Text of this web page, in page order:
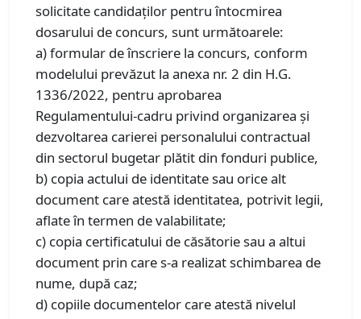
solicitate candidaţilor pentru întocmirea
dosarului de concurs, sunt următoarele:
a) formular de înscriere la concurs, conform
modelului prevăzut la anexa nr. 2 din H.G.
1336/2022, pentru aprobarea
Regulamentului-cadru privind organizarea şi
dezvoltarea carierei personalului contractual
din sectorul bugetar plătit din fonduri publice,
b) copia actului de identitate sau orice alt
document care atestă identitatea, potrivit legii,
aflate în termen de valabilitate;
c) copia certificatului de căsătorie sau a altui
document prin care s-a realizat schimbarea de
nume, după caz;
d) copiile documentelor care atestă nivelul